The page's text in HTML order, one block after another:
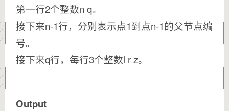
第一行2个整数n q。
接下来n-1行，分别表示点1到点n-1的父节点编
号。
接下来q行，每行3个整数l r z。
Output